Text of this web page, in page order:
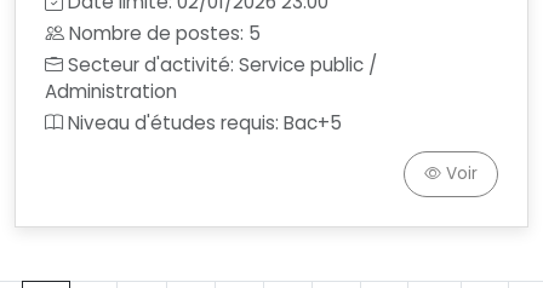
Nombre de postes: 5
Secteur d'activité: Service public /
Administration
Niveau d'études requis: Bac+5
Voir